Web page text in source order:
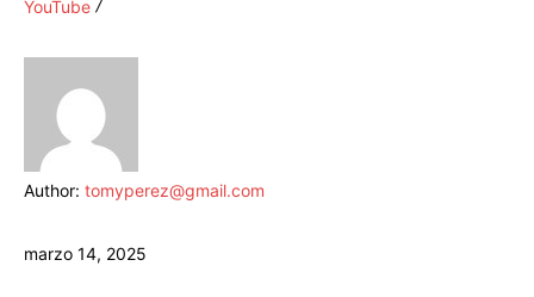
YouTube
Author: tomyperez@gmail.com
marzo 14, 2025